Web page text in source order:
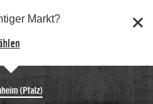
Markt?
(Pfalz)